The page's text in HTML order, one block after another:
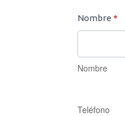
Contacto
Nombre *
Nombre
Teléfono